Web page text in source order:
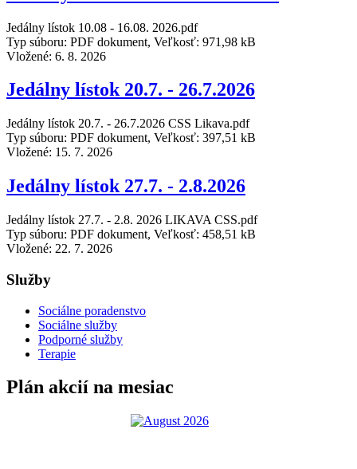
Jedálny lístok 10.08 - 16.08. 2026.pdf
Typ súboru: PDF dokument, Veľkosť: 971,98 kB
Vložené: 6. 8. 2026
Jedálny lístok 20.7. - 26.7.2026
Jedálny lístok 20.7. - 26.7.2026 CSS Likava.pdf
Typ súboru: PDF dokument, Veľkosť: 397,51 kB
Vložené: 15. 7. 2026
Jedálny lístok 27.7. - 2.8.2026
Jedálny lístok 27.7. - 2.8. 2026 LIKAVA CSS.pdf
Typ súboru: PDF dokument, Veľkosť: 458,51 kB
Vložené: 22. 7. 2026
Služby
Sociálne poradenstvo
Sociálne služby
Podporné služby
Terapie
Plán akcií na mesiac